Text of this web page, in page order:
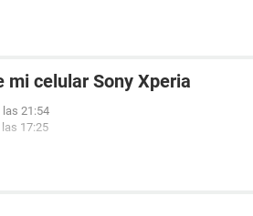
mi celular Sony Xperia
las 21:54
17:25